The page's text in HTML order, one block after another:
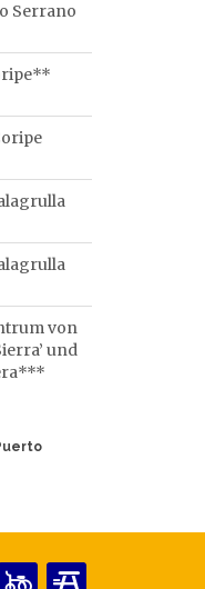
Serrano
von
und
***